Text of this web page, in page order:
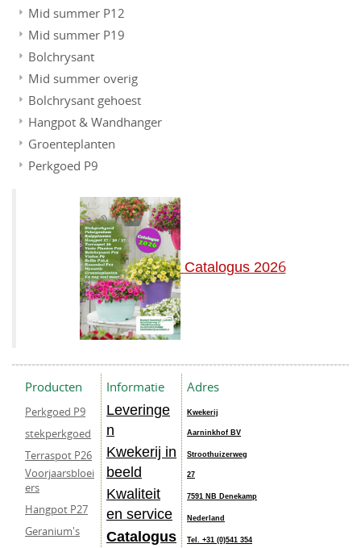
Mid summer P12
Mid summer P19
Bolchrysant
Mid summer overig
Bolchrysant gehoest
Hangpot & Wandhanger
Groenteplanten
Perkgoed P9
Catalogus 2026
Producten
Perkgoed P9
stekperkgoed
Terraspot P26
Voorjaarsbloei
ers
Hangpot P27
Geranium's
Informatie
Leveringe
n
Kwekerij in
beeld
Kwaliteit
en service
Catalogus
Adres
Kwekerij
Aarninkhof BV
Stroothuizerweg
27
7591 NB Denekamp
Nederland
Tel. +31 (0)541 354